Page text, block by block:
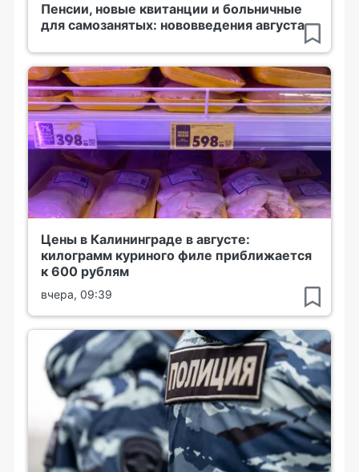
Пенсии, новые квитанции и больничные
для самозанятых: нововведения августа
Цены в Калининграде в августе:
килограмм куриного филе приближается
к 600 рублям
вчера, 09:39